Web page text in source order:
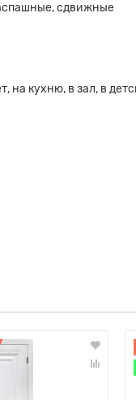
сдвижные
на кухню, в зал, в